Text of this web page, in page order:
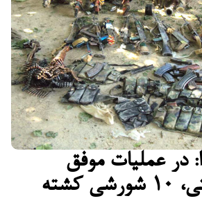
در عملیات موفق
نیروهای امنیتی، ۱۰ شورشی کشته